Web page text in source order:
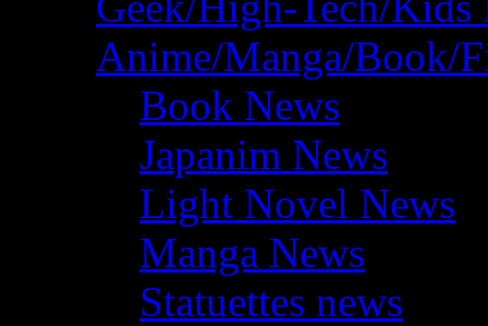
Anime/Manga/Book/
Book News
Japanim News
Light Novel News
Manga News
Statuettes news